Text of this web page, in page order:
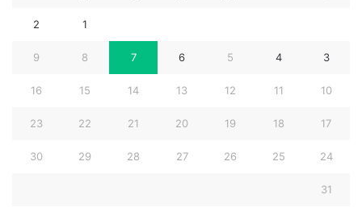
1
2
3
4
5
6
7
8
9
10
11
12
13
14
15
16
17
18
19
20
21
22
23
24
25
26
27
28
29
30
31